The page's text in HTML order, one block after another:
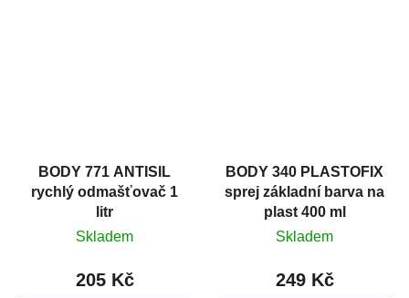
BODY 771 ANTISIL
rychlý odmašťovač 1
litr
Skladem
205 Kč
BODY 340 PLASTOFIX
sprej základní barva na
plast 400 ml
Skladem
249 Kč